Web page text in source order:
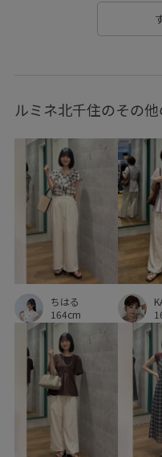
さらっと
ウエストマーク エレガ
オフィスカジュアル カ
キナリ クラシック
グレー コンパクト
シワになりにくい シンプ
ジャケット ジャケット
スウェット スタイリン
スッキリ見え スラック
タック タックデザイン
テーパードパンツ ネイ
ピンク
ルミネ北千住のその
ちはる
164cm